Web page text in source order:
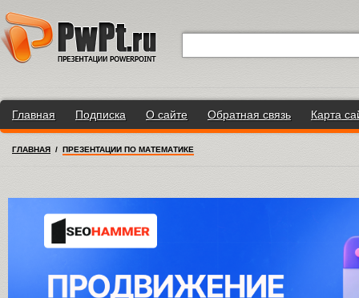
Главная Подписка О сайте Обратная связь Карта
ГЛАВНАЯ / ПРЕЗЕНТАЦИИ ПО МАТЕМАТИКЕ